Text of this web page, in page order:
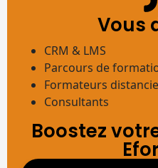
Vous
CRM & LMS
Parcours de
Formateurs
Consultants
Boostez